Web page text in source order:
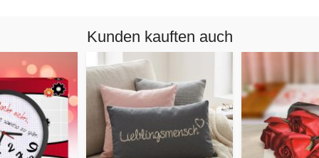
Kunden kauften auch